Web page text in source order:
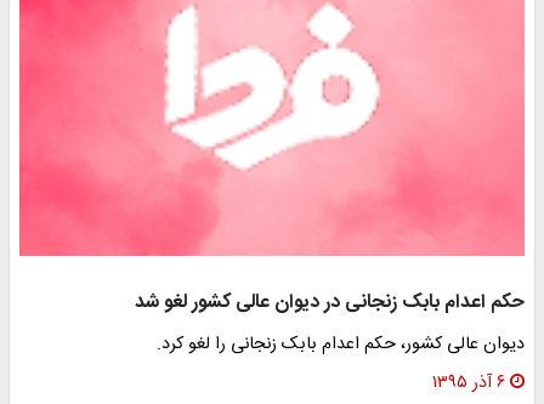
حکم اعدام بابک زنجانی در دیوان عالی کشور لغو شد
دیوان عالی کشور، حکم اعدام بابک زنجانی را لغو کرد.
۶ آذر ۱۳۹۵